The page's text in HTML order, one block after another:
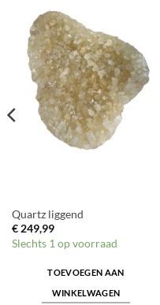
Quartz liggend
€249,99
Slechts 1 op voorraad
TOEVOEGEN AAN
WINKELWAGEN